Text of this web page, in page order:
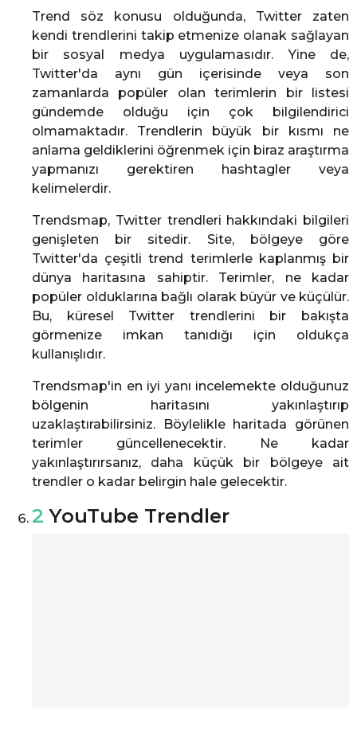
Trend söz konusu olduğunda, Twitter zaten
kendi trendlerini takip etmenize olanak sağlayan
bir sosyal medya uygulamasıdır. Yine de,
Twitter'da aynı gün içerisinde veya son
zamanlarda popüler olan terimlerin bir listesi
gündemde olduğu için çok bilgilendirici
olmamaktadır. Trendlerin büyük bir kısmı ne
anlama geldiklerini öğrenmek için biraz araştırma
yapmanızı gerektiren hashtagler veya
kelimelerdir.
Trendsmap, Twitter trendleri hakkındaki bilgileri
genişleten bir sitedir. Site, bölgeye göre
Twitter'da çeşitli trend terimlerle kaplanmış bir
dünya haritasına sahiptir. Terimler, ne kadar
popüler olduklarına bağlı olarak büyür ve küçülür.
Bu, küresel Twitter trendlerini bir bakışta
görmenize imkan tanıdığı için oldukça
kullanışlıdır.
Trendsmap'in en iyi yanı incelemekte olduğunuz
bölgenin haritasını yakınlaştırıp
uzaklaştırabilirsiniz. Böylelikle haritada görünen
terimler güncellenecektir. Ne kadar
yakınlaştırırsanız, daha küçük bir bölgeye ait
trendler o kadar belirgin hale gelecektir.
2 YouTube Trendler